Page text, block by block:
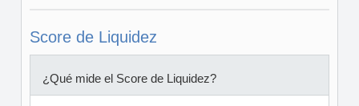
Score de Liquidez
¿Qué mide el Score de Liquidez?